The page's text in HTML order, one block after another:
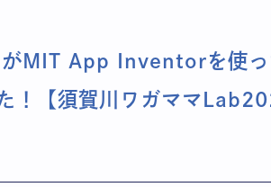
MIT App Inventorを使っ
！【須賀川ワガママ